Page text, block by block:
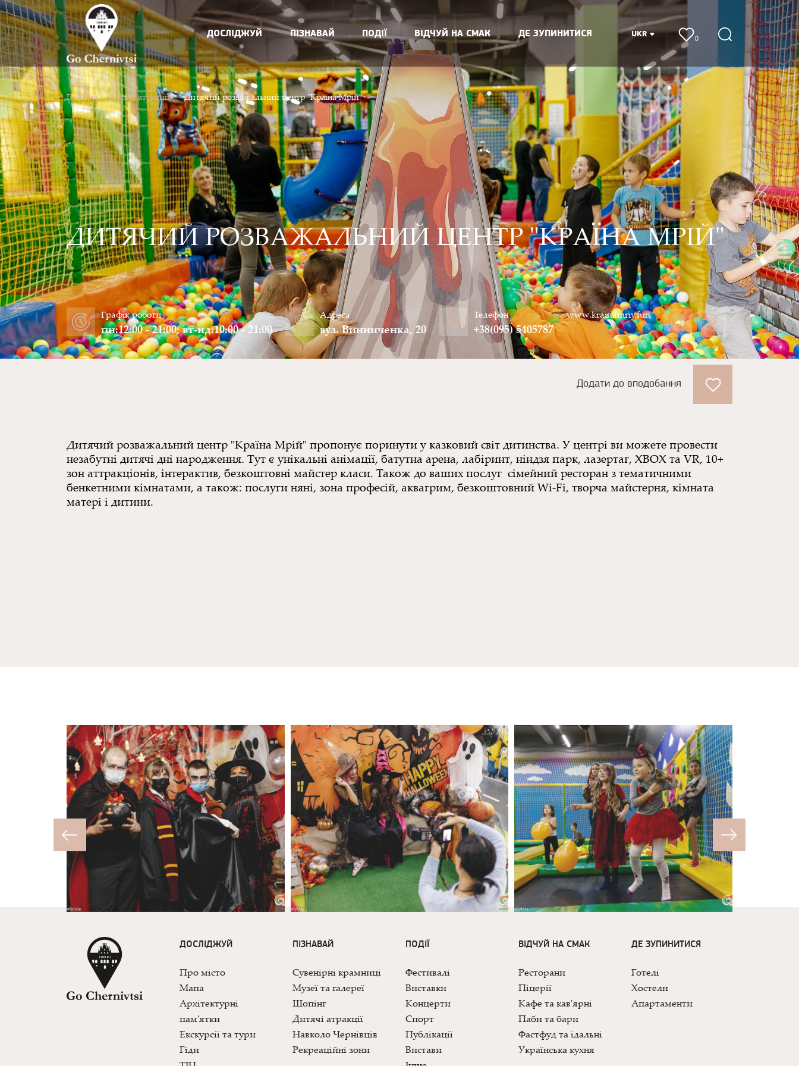
ДОСЛІДЖУЙ ПІЗНАВАЙ ПОДІЇ ВІДЧУЙ НА СМАК ДЕ ЗУПИНИТИСЯ UKR 0
Головна / Дитячі атракції / Дитячий розважальний центр "Країна Мрій"
ДИТЯЧИЙ РОЗВАЖАЛЬНИЙ ЦЕНТР "КРАЇНА МРІЙ"
Графік роботи
пн:12:00 - 21:00; вт-нд:10:00 - 21:00
Адреса
вул. Винниченка, 20
Телефон
+38(095) 5405787
www.krainamriy.fun
Додати до вподобання
Дитячий розважальний центр "Країна Мрій" пропонує поринути у казковий світ дитинства. У центрі ви можете провести
незабутні дитячі дні народження. Тут є унікальні анімації, батутна арена, лабіринт, ніндзя парк, лазертаг, XBOX та VR, 10+
зон аттракціонів, інтерактив, безкоштовні майстер класи. Також до ваших послуг сімейний ресторан з тематичними
бенкетними кімнатами, а також: послуги няні, зона професій, аквагрим, безкоштовний Wi-Fi, творча майстерня, кімната
матері і дитини.
ДОСЛІДЖУЙ
Про місто
Мапа
Архітектурні
пам'ятки
Екскурсії та тури
Гіди
ПІЗНАВАЙ
Сувенірні крамниці
Музеї та галереї
Шопінг
Дитячі атракції
Навколо Чернівців
Рекреаційні зони
ПОДІЇ
Фестивалі
Виставки
Концерти
Спорт
Публікації
Вистави
ВІДЧУЙ НА СМАК
Ресторани
Піцерії
Кафе та кав'ярні
Паби та бари
Фастфуд та їдальні
Українська кухня
ДЕ ЗУПИНИТИСЯ
Готелі
Хостели
Апартаменти